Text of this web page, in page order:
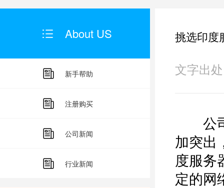
About US
新手帮助
注册购买
公司新闻
行业新闻
挑选印度
文字出
公
加突出
度服务
定的网